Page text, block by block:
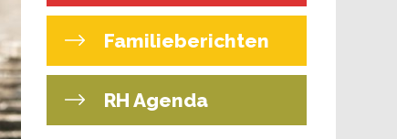
Familieberichten
RH Agenda